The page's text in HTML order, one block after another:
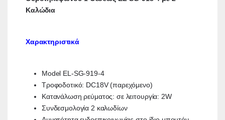
Καλώδια
Χαρακτηριστικά
Model EL-SG-919-4
Τροφοδοτικό: DC18V (παρεχόμενο)
Κατανάλωση ρεύματος: σε λειτουργία: 2W
Συνδεσμολογία 2 καλωδίων